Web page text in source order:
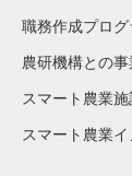
職務作成プログ
農研機構との
スマート農業
スマート農業